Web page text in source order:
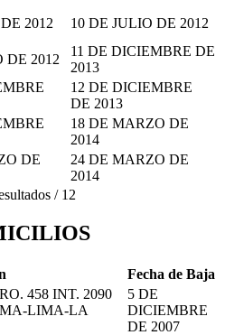
2012 10 DE JULIO DE 2012
DE 2012
11 DE DICIEMBRE DE
2013
12 DE DICIEMBRE
DE 2013
18 DE MARZO DE
2014
DE
24 DE MARZO DE
2014
/ 12
Fecha de Baja
458 INT. 2090
LIMA-LA
5 DE
DICIEMBRE
DE 2007